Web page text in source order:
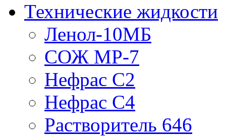
Технические жидкости
Ленол-10МБ
СОЖ МР-7
Нефрас С2
Нефрас С4
Растворитель 646